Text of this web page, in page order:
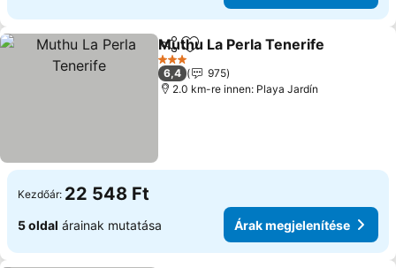
Megosztás
Hozzáadás a kedvencekhez
Muthu La Perla Tenerife
3 Kategória
6,4
975
2.0 km-re innen: Playa Jardín
Kezdőár: 22 548 Ft
5 oldal árainak mutatása Árak megjelenítése